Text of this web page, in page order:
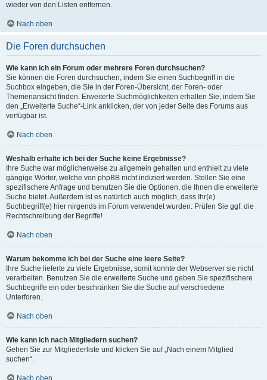
wieder von den Listen entfernen.
Nach oben
Die Foren durchsuchen
Wie kann ich ein Forum oder mehrere Foren durchsuchen?
Sie können die Foren durchsuchen, indem Sie einen Suchbegriff in die
Suchbox eingeben, die Sie in der Foren-Übersicht, der Foren- oder
Themenansicht finden. Erweiterte Suchmöglichkeiten erhalten Sie, indem Sie
den „Erweiterte Suche“-Link anklicken, der von jeder Seite des Forums aus
verfügbar ist.
Nach oben
Weshalb erhalte ich bei der Suche keine Ergebnisse?
Ihre Suche war möglicherweise zu allgemein gehalten und enthielt zu viele
gängige Wörter, welche von phpBB nicht indiziert werden. Stellen Sie eine
spezifischere Anfrage und benutzen Sie die Optionen, die Ihnen die erweiterte
Suche bietet. Außerdem ist es natürlich auch möglich, dass Ihr(e)
Suchbegriff(e) hier nirgends im Forum verwendet wurden. Prüfen Sie ggf. die
Rechtschreibung der Begriffe!
Nach oben
Warum bekomme ich bei der Suche eine leere Seite?
Ihre Suche lieferte zu viele Ergebnisse, somit konnte der Webserver sie nicht
verarbeiten. Benutzen Sie die erweiterte Suche und geben Sie spezifischere
Suchbegriffe ein oder beschränken Sie die Suche auf verschiedene
Unterforen.
Nach oben
Wie kann ich nach Mitgliedern suchen?
Gehen Sie zur Mitgliederliste und klicken Sie auf „Nach einem Mitglied
suchen“.
Nach oben